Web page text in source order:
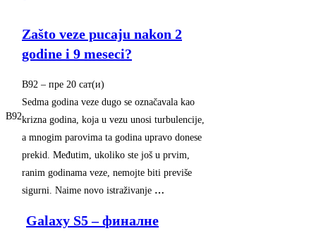
B92
Zašto veze pucaju nakon 2
godine i 9 meseci?
B92 – ‎пре 20 сат(и)‎
Sedma godina veze dugo se označavala kao
krizna godina, koja u vezu unosi turbulencije,
a mnogim parovima ta godina upravo donese
prekid. Međutim, ukoliko ste još u prvim,
ranim godinama veze, nemojte biti previše
sigurni. Naime novo istraživanje …
Galaxy S5 – финалне